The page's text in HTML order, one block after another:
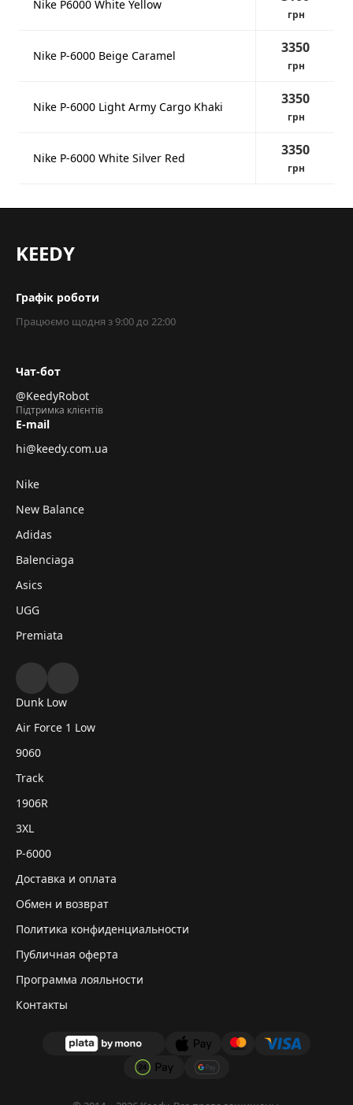
Nike P6000 White Yellow
грн
Nike P-6000 Beige Caramel 3350
грн
Nike P-6000 Light Army Cargo Khaki 3350
грн
Nike P-6000 White Silver Red 3350
грн
KEEDY
Графік роботи
Працюємо щодня з 9:00 до 22:00
Чат-бот
@KeedyRobot
Підтримка клієнтів
E-mail
hi@keedy.com.ua
Nike
New Balance
Adidas
Balenciaga
Asics
UGG
Premiata
Dunk Low
Air Force 1 Low
9060
Track
1906R
3XL
P-6000
Доставка и оплата
Обмен и возврат
Политика конфиденциальности
Публичная оферта
Программа лояльности
Контакты